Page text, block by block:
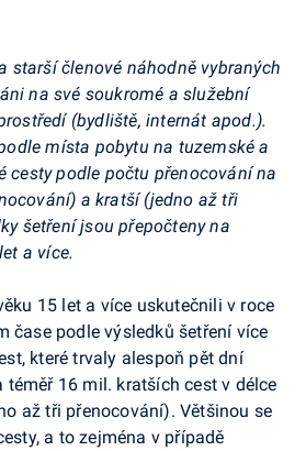
starší členové náhodně vybraných
na své soukromé a služební
(bydliště, internát apod.).
místa pobytu na tuzemské a
cesty podle počtu přenocování na
a kratší (jedno až tři
šetření jsou přepočteny na
a více.
15 let a více uskutečnili v roce
čase podle výsledků šetření více
které trvaly alespoň pět dní
téměř 16 mil. kratších cest v délce
až tři přenocování). Většinou se
a to zejména v případě